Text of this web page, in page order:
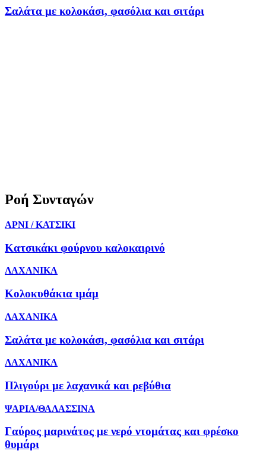
Σαλάτα με κολοκάσι, φασόλια και σιτάρι
Ροή Συνταγών
ΑΡΝΙ / ΚΑΤΣΙΚΙ
Κατσικάκι φούρνου καλοκαιρινό
ΛΑΧΑΝΙΚΑ
Κολοκυθάκια ιμάμ
ΛΑΧΑΝΙΚΑ
Σαλάτα με κολοκάσι, φασόλια και σιτάρι
ΛΑΧΑΝΙΚΑ
Πλιγούρι με λαχανικά και ρεβύθια
ΨΑΡΙΑ/ΘΑΛΑΣΣΙΝΑ
Γαύρος μαρινάτος με νερό ντομάτας και φρέσκο
θυμάρι